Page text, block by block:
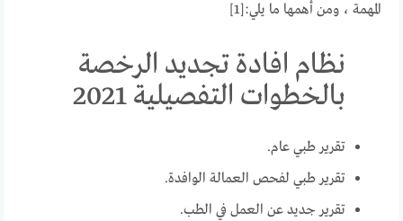
المهمة ، ومن أهمها ما يلي:[1]
نظام افادة تجديد الرخصة
بالخطوات التفصيلية 2021
تقرير طبي عام.
تقرير طبي لفحص العمالة الوافدة.
تقرير جديد عن العمل في الطب.